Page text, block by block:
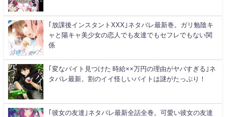
｢放課後インスタントXXX｣ネタバレ最新巻。ガリ勉陰キ
ャと陽キャ美少女の恋人でも友達でもセフレでもない関
係
｢変なバイト見つけた 時給××万円の理由がヤバすぎる｣ネ
タバレ最新。割のイイ怪しいバイトは謎がたっぷり！
｢彼女の友達｣ネタバレ最新全話全巻。可愛い彼女の友達